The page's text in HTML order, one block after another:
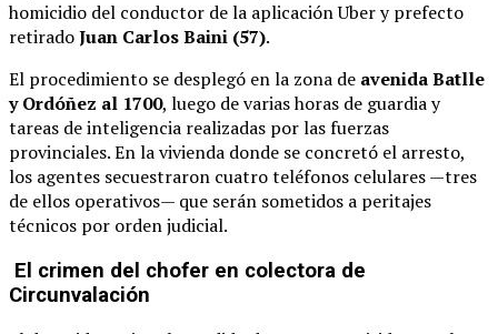
homicidio del conductor de la aplicación Uber y prefecto
retiradoJuan Carlos Baini (57).
El procedimiento se desplegó en la zona de avenida Batlle
y Ordóñez al 1700, luego de varias horas de guardia y
tareas de inteligencia realizadas por las fuerzas
provinciales. En la vivienda donde se concretó el arresto,
los agentes secuestraron cuatro teléfonos celulares —tres
de ellos operativos— que serán sometidos a peritajes
técnicos por orden judicial.
El crimen del chofer en colectora de
Circunvalación